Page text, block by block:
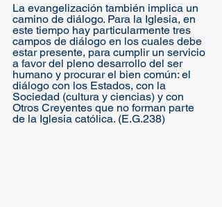
La evangelización también implica un
camino de diálogo. Para la Iglesia, en
este tiempo hay particularmente tres
campos de diálogo en los cuales debe
estar presente, para cumplir un servicio
a favor del pleno desarrollo del ser
humano y procurar el bien común: el
diálogo con los Estados, con la
Sociedad (cultura y ciencias) y con
Otros Creyentes que no forman parte
de la Iglesia católica. (E.G.238)